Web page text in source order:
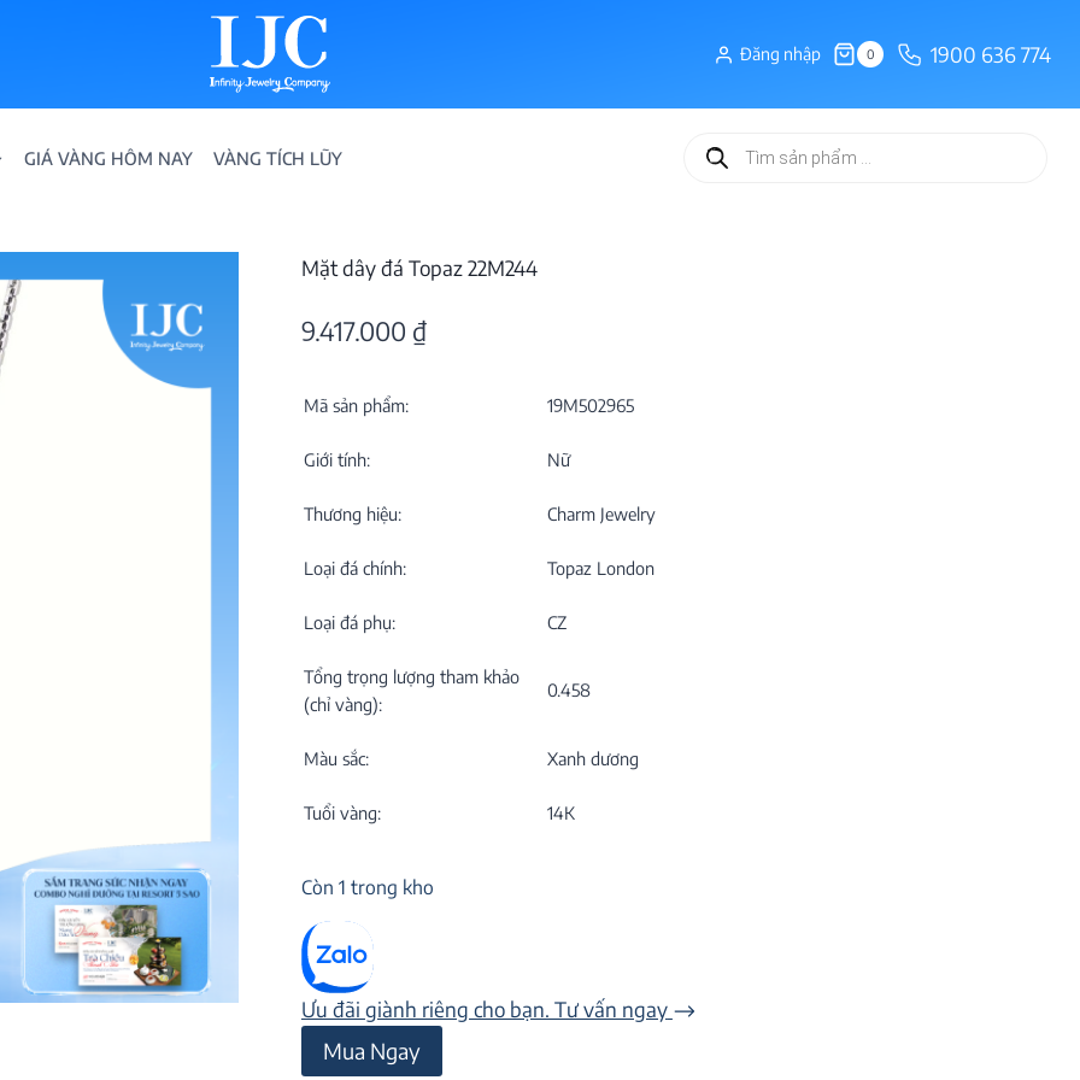
Đăng nhập 0 1900 636 774
GIÁ VÀNG HÔM NAY VÀNG TÍCH LŨY
Tìm
kiếm
Mặt dây đá Topaz 22M244
9.417.000 ₫
Mã sản phẩm: 19M502965
Giới tính: Nữ
Thương hiệu: Charm Jewelry
Loại đá chính: Topaz London
Loại đá phụ: CZ
Tổng trọng lượng tham khảo
(chỉ vàng):
0.458
Màu sắc: Xanh dương
Tuổi vàng: 14K
Còn 1 trong kho
Ưu đãi giành riêng cho bạn. Tư vấn ngay
Mặt
dây
Mua Ngay